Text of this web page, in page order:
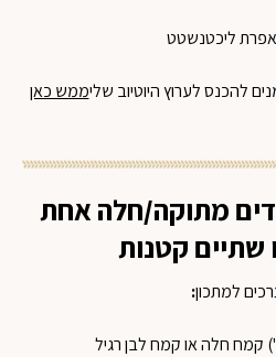
אפרת ליכטנשטט
להכנס לערוץ היוטיוב שליממש כאן
מתוקה/חלה אחת
שתיים קטנות
למתכון:
) קמחחלהאוקמחלבןרגיל